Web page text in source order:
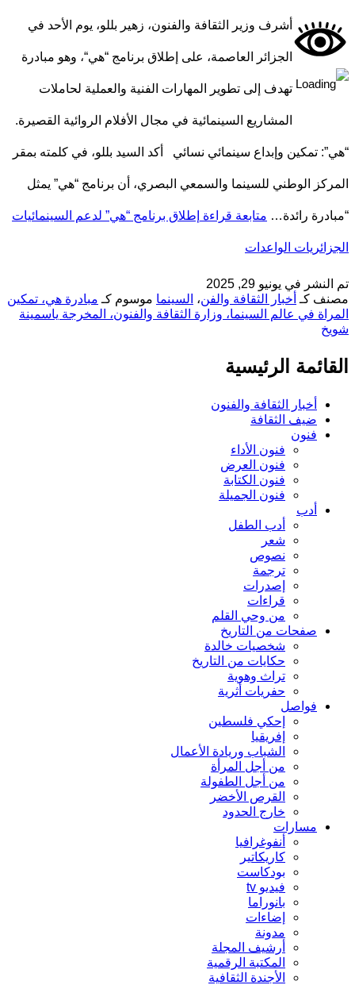
أشرف وزير الثقافة والفنون، زهير بللو، يوم الأحد في
الجزائر العاصمة، على إطلاق برنامج “هي“، وهو مبادرة
تهدف إلى تطوير المهارات الفنية والعملية لحاملات
المشاريع السينمائية في مجال الأفلام الروائية القصيرة.
“هي”: تمكين وإبداع سينمائي نسائي أكد السيد بللو، في كلمته بمقر
المركز الوطني للسينما والسمعي البصري، أن برنامج “هي” يمثل
“مبادرة رائدة… متابعة قراءة إطلاق برنامج “هي” لدعم السينمائيات
الجزائريات الواعدات
تم النشر في يونيو 29, 2025
مصنف كـ أخبار الثقافة والفن، السينما موسوم كـ مبادرة هي، تمكين
المراة في عالم السينما، وزارة الثقافة والفنون، المخرجة ياسمينة
شويخ
القائمة الرئيسية
أخبار الثقافة والفنون
ضيف الثقافة
فنون
فنون الأداء
فنون العرض
فنون الكتابة
فنون الجميلة
أدب
أدب الطفل
شعر
نصوص
ترجمة
إصدرات
قراءات
من وحي القلم
صفحات من التاريخ
شخصيات خالدة
حكايات من التاريخ
تراث وهوية
حفريات أثرية
فواصل
إحكي فلسطين
إفريقيا
الشباب وريادة الأعمال
من أجل المرأة
من أجل الطفولة
القرص الأخضر
خارج الحدود
مسارات
أنفوغرافيا
كاريكاتير
بودكاست
فيديو tv
بانوراما
إضاءات
مدونة
أرشيف المجلة
المكتبة الرقمية
الأجندة الثقافية